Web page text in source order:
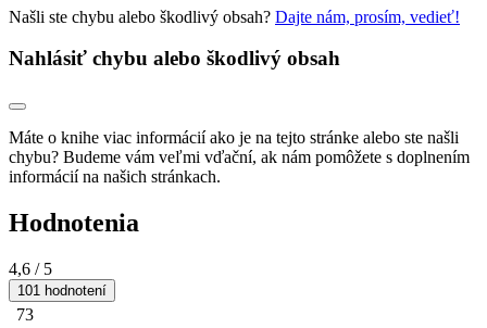
Našli ste chybu alebo škodlivý obsah? Dajte nám, prosím, vedieť!
Nahlásiť chybu alebo škodlivý obsah
Máte o knihe viac informácií ako je na tejto stránke alebo ste našli
chybu? Budeme vám veľmi vďační, ak nám pomôžete s doplnením
informácií na našich stránkach.
Hodnotenia
4,6 / 5
101 hodnotení
73